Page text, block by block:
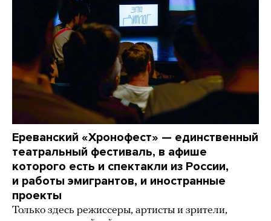
Ереванский «Хронофест» — единственный
театральный фестиваль, в афише
которого есть и спектакли из России,
и работы эмигрантов, и иностранные
проекты
Только здесь режиссеры, артисты и зрители,